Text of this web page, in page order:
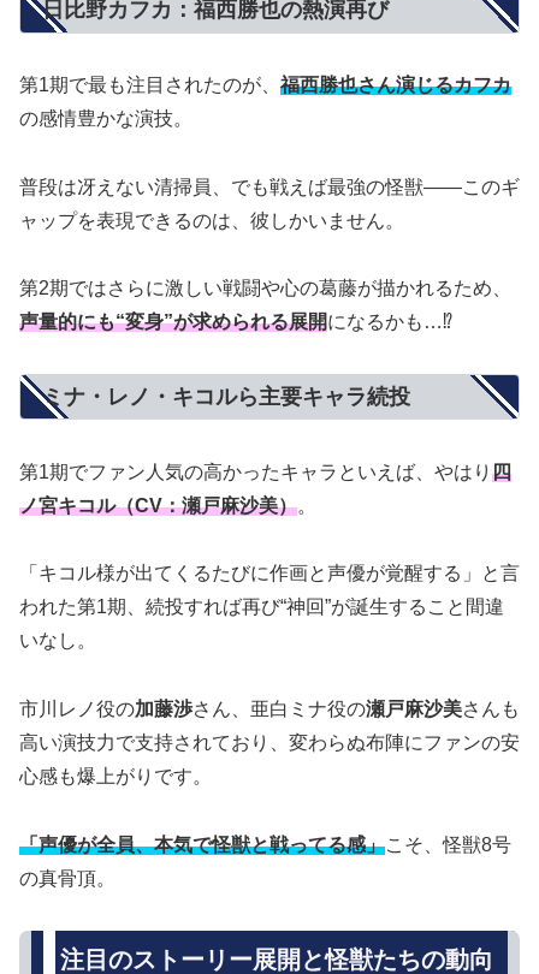
日比野カフカ：福西勝也の熱演再び
第1期で最も注目されたのが、 福西勝也さん演じるカフカ
の感情豊かな演技。
普段は冴えない清掃員、でも戦えば最強の怪獣——このギ
ャップを表現できるのは、彼しかいません。
第2期ではさらに激しい戦闘や心の葛藤が描かれるため、
声量的にも“変身”が求められる展開になるかも…⁉︎
ミナ・レノ・キコルら主要キャラ続投
第1期でファン人気の高かったキャラといえば、やはり 四
ノ宮キコル（CV：瀬戸麻沙美）。
「キコル様が出てくるたびに作画と声優が覚醒する」と言
われた第1期、続投すれば再び“神回”が誕生すること間違
いなし。
市川レノ役の加藤渉さん、亜白ミナ役の瀬戸麻沙美さんも
高い演技力で支持されており、変わらぬ布陣にファンの安
心感も爆上がりです。
「声優が全員、本気で怪獣と戦ってる感」こそ、怪獣8号
の真骨頂。
注目のストーリー展開と怪獣たちの動向